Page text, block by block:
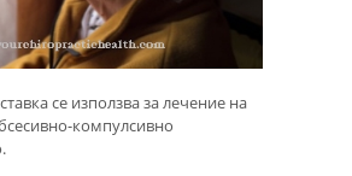
се използва за лечение на
компулсивно